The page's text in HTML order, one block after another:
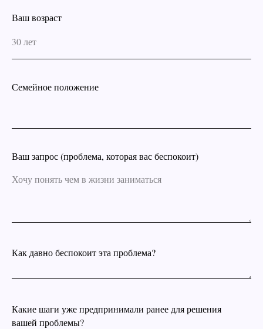
Ваш возраст
Семейное положение
Ваш запрос (проблема, которая вас беспокоит)
Как давно беспокоит эта проблема?
Какие шаги уже предпринимали ранее для решения
вашей проблемы?